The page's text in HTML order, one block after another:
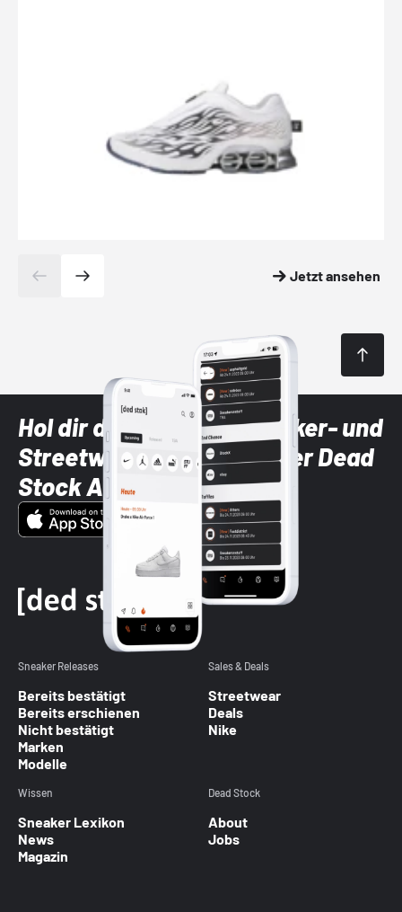
Jetzt ansehen
Hol dir die neuesten Sneaker- und
Streetwear-Brands mit der Dead
Stock App
Sneaker Releases
Bereits bestätigt
Bereits erschienen
Nicht bestätigt
Marken
Modelle
Sales & Deals
Streetwear
Deals
Nike
Wissen
Sneaker Lexikon
News
Magazin
Dead Stock
About
Jobs